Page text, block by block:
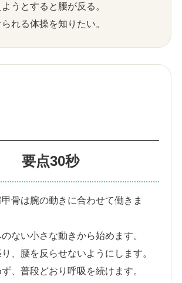
うとすると腰が反る。
れる体操を知りたい。
要点30秒
骨は腕の動きに合わせて働きま
ない小さな動きから始めます。
、腰を反らせないようにします。
、普段どおり呼吸を続けます。